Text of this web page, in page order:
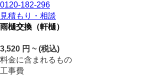
0120-182-296
見積もり・相談
雨樋交換（軒樋）
3,520 円 ~ (税込)
料金に含まれるもの
工事費